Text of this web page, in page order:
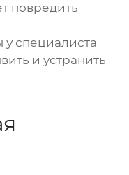
повредить
у специалиста
и устранить